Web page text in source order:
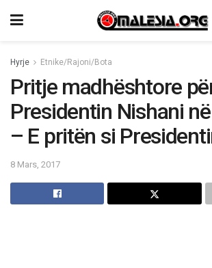
Hyrje Etnike/Rajoni/Bota
Pritje madhështore
Presidentin Nishani
– E pritën si
8 Mars, 2017